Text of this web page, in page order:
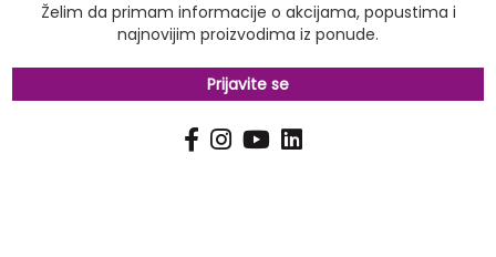
Želim da primam informacije o akcijama, popustima i
najnovijim proizvodima iz ponude.
Prijavite se